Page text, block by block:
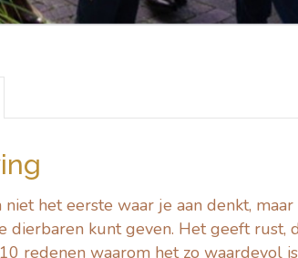
niet het eerste waar je aan denkt,
dierbaren kunt geven. Het geeft
redenen waarom het zo waardevol